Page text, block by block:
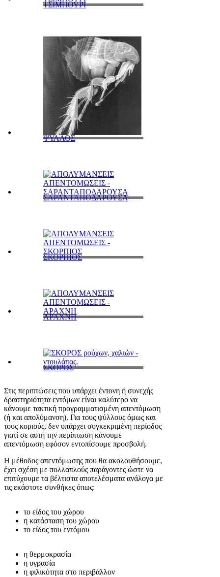
ΤΣΙΜΠΟΥΡΙ
ΨΥΛΛΟΣ
ΣΑΡΑΝΤΑΠΟΔΑΡΟΥΣΑ
ΣΚΟΡΠΙΟΣ
ΑΡΑΧΝΗ
ΣΚΟΡΟΣ
Στις περιπτώσεις που υπάρχει έντονη ή συνεχής
δραστηριότητα εντόμων είναι καλύτερο να
κάνουμε τακτική προγραμματισμένη απεντόμωση
(ή και απολύμανση). Για τους ψύλλους όμως και
τους κοριούς, δεν υπάρχει συγκεκριμένη περίοδος
γιατί σε αυτή την περίπτωση κάνουμε
απεντόμωση εφόσον εντοπίσουμε προσβολή.
Η μέθοδος απεντόμωσης που θα ακολουθήσουμε,
έχει σχέση με πολλαπλούς παράγοντες ώστε να
επιτύχουμε τα βέλτιστα αποτελέσματα ανάλογα με
τις εκάστοτε συνθήκες όπως:
το είδος του χώρου
η κατάσταση του χώρου
το είδος του εντόμου
η θερμοκρασία
η υγρασία
η φιλικότητα στο περιβάλλον